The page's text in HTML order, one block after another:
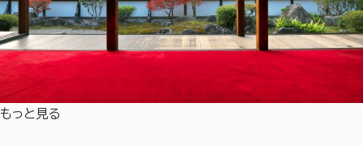
もっと見る